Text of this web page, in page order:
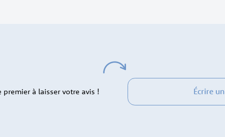
Écrire
à laisser votre avis !